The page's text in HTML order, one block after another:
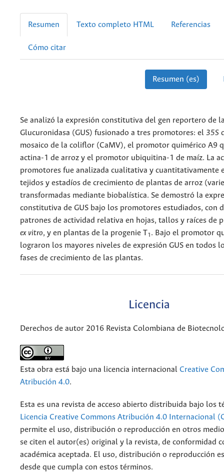
Resumen Texto completo HTML Referencias
Cómo citar
Resumen (es)
Se analizó la expresión constitutiva del gen reportero de
Glucuronidasa (GUS) fusionado a tres promotores: el 35S
mosaico de la coliflor (CaMV), el promotor quimérico A9
actina-1 de arroz y el promotor ubiquitina-1 de maíz. La
promotores fue analizada cualitativa y cuantitativamente
tejidos y estadíos de crecimiento de plantas de arroz
transformadas mediante biobalística. Se demostró la
constitutiva de GUS bajo los promotores estudiados, con
patrones de actividad relativa en hojas, tallos y raíces de
ex vitro, y en plantas de la progenie T1 . Bajo el promotor
lograron los mayores niveles de expresión GUS en todos
fases de crecimiento de las plantas.
Licencia
Derechos de autor 2016 Revista Colombiana de
Esta obra está bajo una licencia internacional Creative
Atribución 4.0.
Esta es una revista de acceso abierto distribuida bajo los
Licencia Creative Commons Atribución 4.0 Internacional
permite el uso, distribución o reproducción en otros
se citen el autor(es) original y la revista, de conformidad
académica aceptada. El uso, distribución o reproducción
desde que cumpla con estos términos.